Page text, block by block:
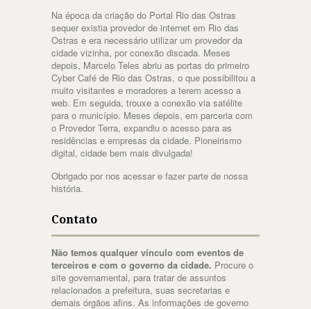
Na época da criação do Portal Rio das Ostras
sequer existia provedor de internet em Rio das
Ostras e era necessário utilizar um provedor da
cidade vizinha, por conexão discada. Meses
depois, Marcelo Teles abriu as portas do primeiro
Cyber Café de Rio das Ostras, o que possibilitou a
muito visitantes e moradores a terem acesso a
web. Em seguida, trouxe a conexão via satélite
para o município. Meses depois, em parceria com
o Provedor Terra, expandiu o acesso para as
residências e empresas da cidade. Pioneirismo
digital, cidade bem mais divulgada!
Obrigado por nos acessar e fazer parte de nossa
história.
Contato
Não temos qualquer vínculo com eventos de
terceiros e com o governo da cidade. Procure o
site governamental, para tratar de assuntos
relacionados a prefeitura, suas secretarias e
demais órgãos afins. As informações de governo